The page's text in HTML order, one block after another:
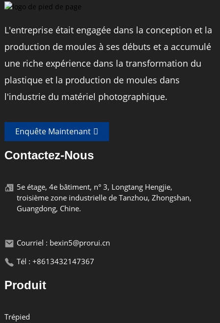
Matériel Alliage d'aluminium
Poids 42g
Câble de données de caméra arca swiss rrs,
reflex Canon, Nikon et SONY et aide les utilisateurs à mieux
en alliage d'aluminium, qui est non seulement durable, mais
caméra Bexin, différentes marques de caméras, pratique et
L'entreprise était engagée dans la conception et la
production de moules à ses débuts et a accumulé
une riche expérience dans la transformation du
plastique et la production de moules dans
l'industrie du matériel photographique.
Enquête Maintenant
Contactez-Nous
5e étage, 4e bâtiment, n° 3, Longtang Hengjie,
troisième zone industrielle de Tanzhou, Zhongshan,
Guangdong, Chine.
Courriel : bexin5@prorui.cn
Tél : +8613432147367
Produit
Trépied